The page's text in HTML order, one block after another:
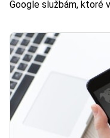
Google službám, ktoré